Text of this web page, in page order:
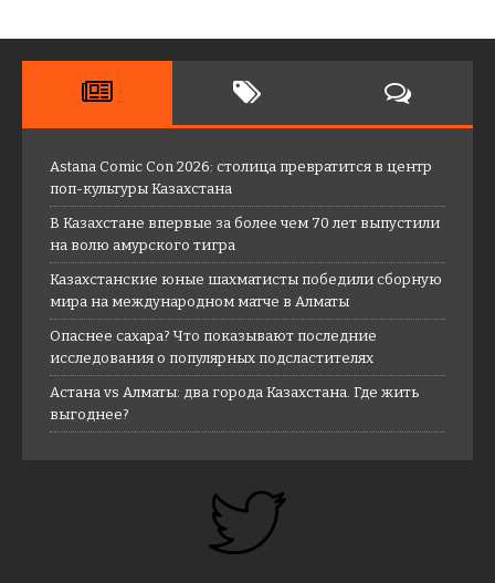
Astana Comic Con 2026: столица превратится в центр
поп-культуры Казахстана
В Казахстане впервые за более чем 70 лет выпустили
на волю амурского тигра
Казахстанские юные шахматисты победили сборную
мира на международном матче в Алматы
Опаснее сахара? Что показывают последние
исследования о популярных подсластителях
Астана vs Алматы: два города Казахстана. Где жить
выгоднее?